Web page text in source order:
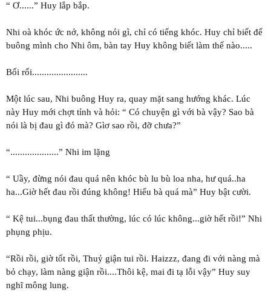
“ Ơ......” Huy lắp bắp.
Nhi oà khóc ức nở, không nói gì, chỉ có tiếng khóc. Huy chỉ biết để
buông mình cho Nhi ôm, bàn tay Huy không biết làm thế nào.....
Bối rối.......................
Một lúc sau, Nhi buông Huy ra, quay mặt sang hướng khác. Lúc
này Huy mới chợt tỉnh và hỏi: “ Có chuyện gì với bà vậy? Sao bà
nói là bị đau gì đó mà? Gìơ sao rồi, đỡ chưa?”
“....................” Nhi im lặng
“ Uầy, đừng nói đau quá nên khóc bù lu bù loa nha, hư quá..ha
ha...Giờ hết đau rồi đúng không! Hiểu bà quá mà” Huy bật cười.
“ Kệ tui...bụng đau thất thường, lúc có lúc không...giờ hết rồi!” Nhi
phụng phịu.
“Rồi rồi, giờ tốt rồi, Thuỷ giận tui rồi. Haizzz, đang đi với nàng mà
bỏ chạy, làm nàng giận rồi....Thôi kệ, mai đi tạ lỗi vậy” Huy suy
nghĩ mông lung.